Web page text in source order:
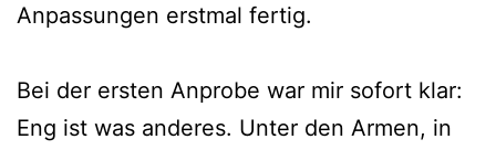
Anpassungen erstmal fertig.
Bei der ersten Anprobe war mir sofort klar:
Eng ist was anderes. Unter den Armen, in